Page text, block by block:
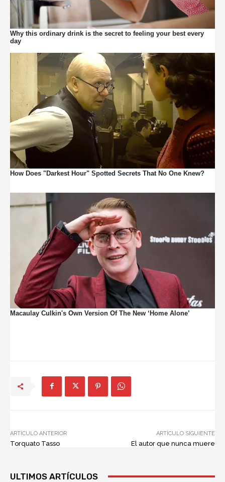
ARTÍCULO ANTERIOR
Torquato Tasso
ARTÍCULO SIGUIENTE
El autor que nunca muere
ULTIMOS ARTÍCULOS